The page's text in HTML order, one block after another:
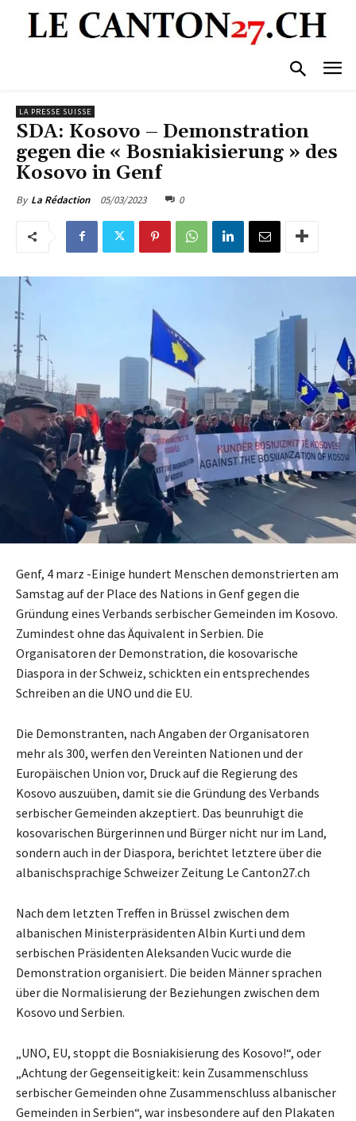
LA PRESSE SUISSE
SDA: Kosovo – Demonstration
gegen die « Bosniakisierung » des
Kosovo in Genf
By La Rédaction 05/03/2023 0
Genf, 4 marz -Einige hundert Menschen demonstrierten am
Samstag auf der Place des Nations in Genf gegen die
Gründung eines Verbands serbischer Gemeinden im Kosovo.
Zumindest ohne das Äquivalent in Serbien. Die
Organisatoren der Demonstration, die kosovarische
Diaspora in der Schweiz, schickten ein entsprechendes
Schreiben an die UNO und die EU.
Die Demonstranten, nach Angaben der Organisatoren
mehr als 300, werfen den Vereinten Nationen und der
Europäischen Union vor, Druck auf die Regierung des
Kosovo auszuüben, damit sie die Gründung des Verbands
serbischer Gemeinden akzeptiert. Das beunruhigt die
kosovarischen Bürgerinnen und Bürger nicht nur im Land,
sondern auch in der Diaspora, berichtet letztere über die
albanischsprachige Schweizer Zeitung Le Canton27.ch
Nach dem letzten Treffen in Brüssel zwischen dem
albanischen Ministerpräsidenten Albin Kurti und dem
serbischen Präsidenten Aleksanden Vucic wurde die
Demonstration organisiert. Die beiden Männer sprachen
über die Normalisierung der Beziehungen zwischen dem
Kosovo und Serbien.
„UNO, EU, stoppt die Bosniakisierung des Kosovo!“, oder
„Achtung der Gegenseitigkeit: kein Zusammenschluss
serbischer Gemeinden ohne Zusammenschluss albanischer
Gemeinden in Serbien“, war insbesondere auf den Plakaten